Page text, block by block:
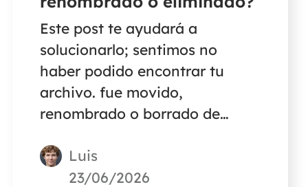
Este post te ayudará a
solucionarlo; sentimos no
haber podido encontrar tu
archivo. fue movido,
renombrado o borrado de
leyendo!
Luis
23/06/2026